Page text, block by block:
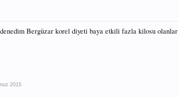
Bergüzar korel diyeti baya etkili fazla kilosu
2015